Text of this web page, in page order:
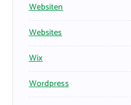
Websiten
Websites
Wix
Wordpress